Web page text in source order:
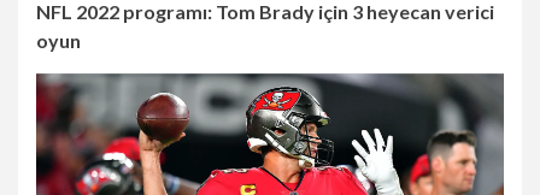
NFL 2022 programı: Tom Brady için 3 heyecan verici
oyun